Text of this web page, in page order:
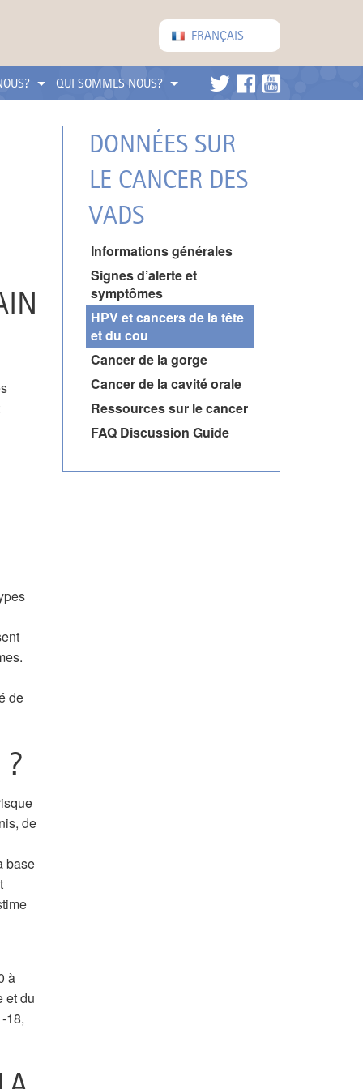
FRANÇAIS
QUI SOMMES NOUS?
de
?
de
base
à
et du
18,
DONNÉES SUR
LE CANCER DES
VADS
Informations générales
Signes d’alerte et
symptômes
HPV et cancers de la tête
et du cou
Cancer de la gorge
Cancer de la cavité orale
Ressources sur le cancer
FAQ Discussion Guide